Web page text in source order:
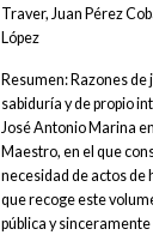
Traver, Juan Pérez
López
Resumen: Razones de
sabiduría y de propio
José Antonio Marina
Maestro, en el que
necesidad de actos de
que recoge este
pública y